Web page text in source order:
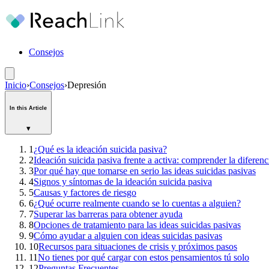
Consejos
Inicio›Consejos›Depresión
In this Article
▾
1 ¿Qué es la ideación suicida pasiva?
2Ideación suicida pasiva frente a activa: comprender la
3Por qué hay que tomarse en serio las ideas suicidas pasivas
4Signos y síntomas de la ideación suicida pasiva
5Causas y factores de riesgo
6¿Qué ocurre realmente cuando se lo cuentas a alguien?
7Superar las barreras para obtener ayuda
8Opciones de tratamiento para las ideas suicidas pasivas
9Cómo ayudar a alguien con ideas suicidas pasivas
10Recursos para situaciones de crisis y próximos pasos
11No tienes por qué cargar con estos pensamientos tú solo